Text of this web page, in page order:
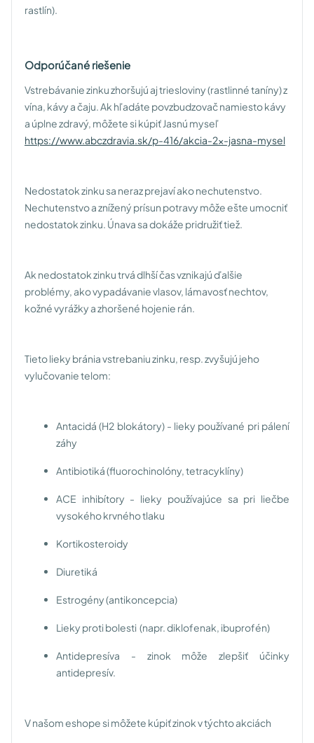
rastlín).
Odporúčané riešenie
Vstrebávanie zinku zhoršujú aj triesloviny (rastlinné taníny) z
vína, kávy a čaju. Ak hľadáte povzbudzovač namiesto kávy
a úplne zdravý, môžete si kúpiť Jasnú myseľ
https://www.abczdravia.sk/p-416/akcia-2x-jasna-mysel
Nedostatok zinku sa neraz prejaví ako nechutenstvo.
Nechutenstvo a znížený prísun potravy môže ešte umocniť
nedostatok zinku. Únava sa dokáže pridružiť tiež.
Ak nedostatok zinku trvá dlhší čas vznikajú ďalšie
problémy, ako vypadávanie vlasov, lámavosť nechtov,
kožné vyrážky a zhoršené hojenie rán.
Tieto lieky bránia vstrebaniu zinku, resp. zvyšujú jeho
vylučovanie telom:
Antacidá (H2 blokátory) - lieky používané pri pálení
záhy
Antibiotiká (fluorochinolóny, tetracyklíny)
ACE inhibítory - lieky používajúce sa pri liečbe
vysokého krvného tlaku
Kortikosteroidy
Diuretiká
Estrogény (antikoncepcia)
Lieky proti bolesti (napr. diklofenak, ibuprofén)
Antidepresíva - zinok môže zlepšiť účinky
antidepresív.
V našom eshope si môžete kúpiť zinok v týchto akciách